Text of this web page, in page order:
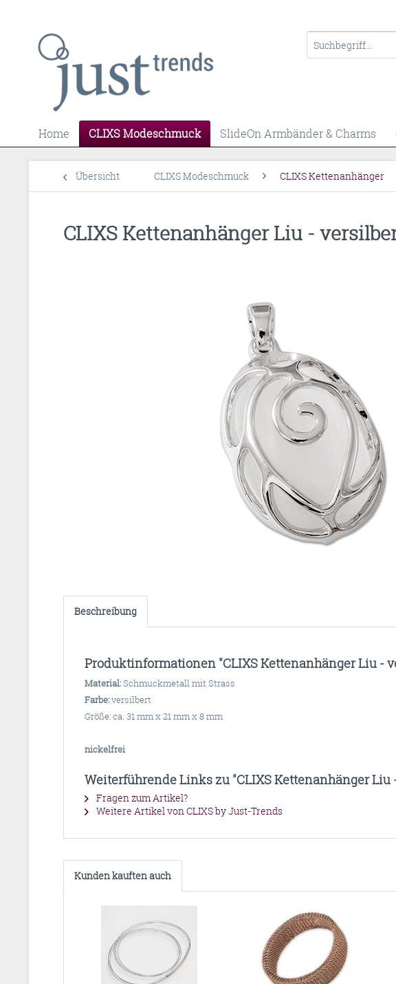
Home CLIXS Modeschmuck SlideOn Armbänder & Charms
Übersicht CLIXS Modeschmuck CLIXS Kettenanhänger
CLIXS Kettenanhänger Liu -
Beschreibung
Produktinformationen "CLIXS Kettenanhänger Liu -
Material:Schmuckmetall mit Strass
Farbe:versilbert
Größe: ca. 31 mm x 21 mm x 8 mm
nickelfrei
Weiterführende Links zu "CLIXS Kettenanhänger Liu
Fragen zum Artikel?
Weitere Artikel von CLIXS by Just-Trends
Kunden kauften auch